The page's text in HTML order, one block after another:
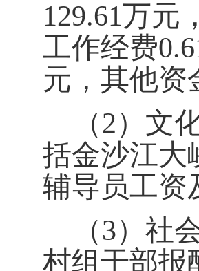
129.61万元
工作经费
元，其他资
（2）文
括金沙江大
辅导员工资
（3）社
村组干部报